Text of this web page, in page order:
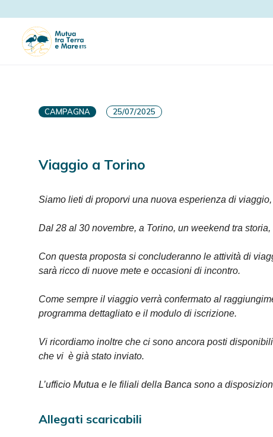
CAMPAGNA 25/07/2025
Viaggio a Torino
Siamo lieti di proporvi una nuova esperienza di
Dal 28 al 30 novembre, a Torino, un weekend tra
Con questa proposta si concluderanno le attività di
sarà ricco di nuove mete e occasioni di incontro.
Come sempre il viaggio verrà confermato al
programma dettagliato e il modulo di iscrizione.
Vi ricordiamo inoltre che ci sono ancora posti
che vi è già stato inviato.
L’ufficio Mutua e le filiali della Banca sono a
Allegati scaricabili